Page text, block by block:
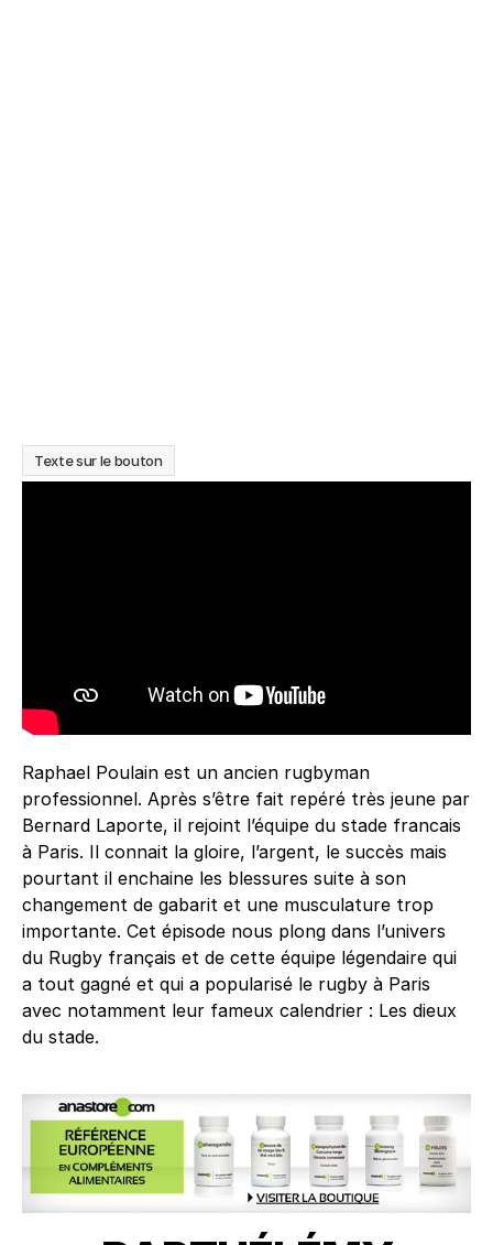
Texte sur le bouton
Raphael Poulain est un ancien rugbyman
professionnel. Après s’être fait repéré très jeune par
Bernard Laporte, il rejoint l’équipe du stade francais
à Paris. Il connait la gloire, l’argent, le succès mais
pourtant il enchaine les blessures suite à son
changement de gabarit et une musculature trop
importante. Cet épisode nous plong dans l’univers
du Rugby français et de cette équipe légendaire qui
a tout gagné et qui a popularisé le rugby à Paris
avec notamment leur fameux calendrier : Les dieux
du stade.